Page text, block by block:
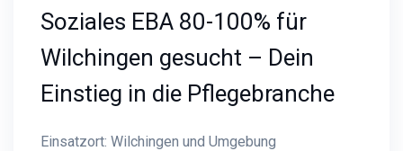
Soziales EBA 80-100% für
Wilchingen gesucht – Dein
Einstieg in die Pflegebranche
Einsatzort: Wilchingen und Umgebung